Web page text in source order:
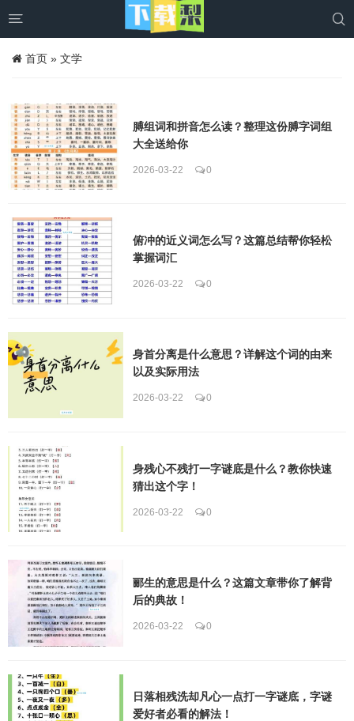
 
首页 » 文学
膊组词和拼音怎么读？整理这份膊字词组
大全送给你
2026-03-22 0
俯冲的近义词怎么写？这篇总结帮你轻松
掌握词汇
2026-03-22 0
身首分离是什么意思？详解这个词的由来
以及实际用法
2026-03-22 0
身残心不残打一字谜底是什么？教你快速
猜出这个字！
2026-03-22 0
郦生的意思是什么？这篇文章带你了解背
后的典故！
2026-03-22 0
日落相残洗却凡心一点打一字谜底，字谜
爱好者必看的解法！